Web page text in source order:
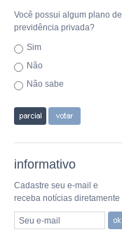
Você possui algum plano de
previdência privada?
Sim
Não
Não sabe
informativo
Cadastre seu e-mail e
receba notícias diretamente
Seu e-mail